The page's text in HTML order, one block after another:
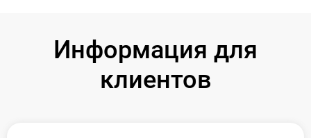
Информация для
клиентов